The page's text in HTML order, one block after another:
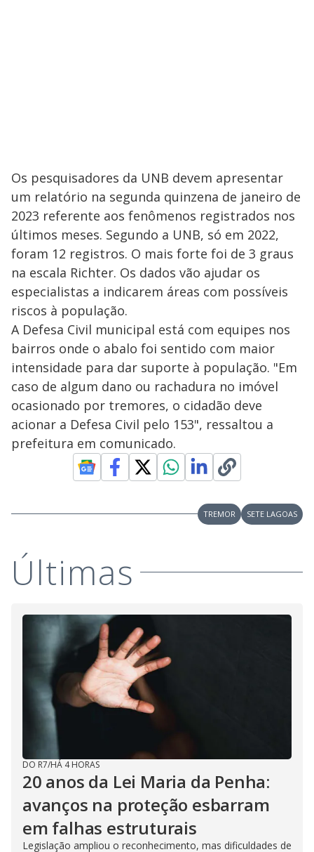
Os pesquisadores da UNB devem apresentar
um relatório na segunda quinzena de janeiro de
2023 referente aos fenômenos registrados nos
últimos meses. Segundo a UNB, só em 2022,
foram 12 registros. O mais forte foi de 3 graus
na escala Richter. Os dados vão ajudar os
especialistas a indicarem áreas com possíveis
riscos à população.
A Defesa Civil municipal está com equipes nos
bairros onde o abalo foi sentido com maior
intensidade para dar suporte à população. "Em
caso de algum dano ou rachadura no imóvel
ocasionado por tremores, o cidadão deve
acionar a Defesa Civil pelo 153", ressaltou a
prefeitura em comunicado.
TREMOR SETE LAGOAS
Últimas
DO R7/HÁ 4 HORAS
20 anos da Lei Maria da Penha:
avanços na proteção esbarram
em falhas estruturais
Legislação ampliou o reconhecimento, mas dificuldades de